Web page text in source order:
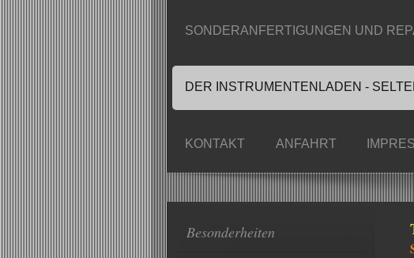
SONDERANFERTIGUNGEN UND
DER INSTRUMENTENLADEN -
KONTAKT ANFAHRT
Besonderheiten